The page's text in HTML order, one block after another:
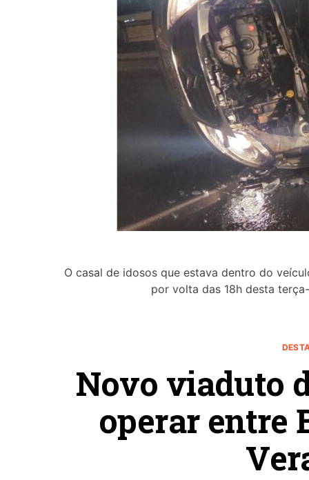
O casal de idosos que estava dentro do
por volta das 18h desta
Novo viaduto
operar entre